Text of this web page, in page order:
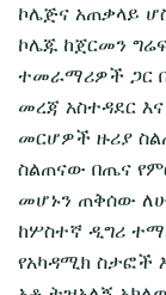
ኮሌጅና አጠቃላይ
ኮሌጁ ከጀርመን
ተመራማሪዎች ጋር
መረጃ አስተዳደር
መርሆዎች ዙሪያ
ስልጠናው በጤና
መሆኑን ጠቅሰው
ከሦስተኛ ዲግሪ
የአካዳሚክ ስታፎች